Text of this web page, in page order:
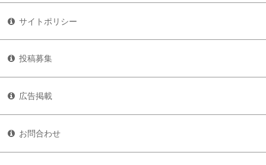
サイトポリシー
投稿募集
広告掲載
お問合わせ